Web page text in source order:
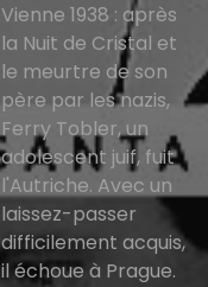
Vienne 1938 : après
la Nuit de Cristal et
le meurtre de son
père par les nazis,
Ferry Tobler, un
adolescent juif, fuit
l'Autriche. Avec un
laissez-passer
difficilement acquis,
il échoue à Prague.